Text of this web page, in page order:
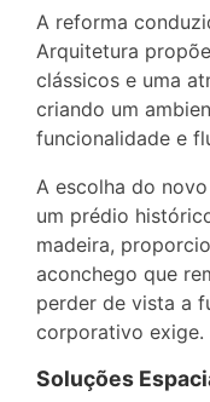
A reforma
Arquitetura
clássicos e uma
criando um
funcionalidade e
A escolha do
um prédio
madeira,
aconchego que
perder de vista a
corporativo exige.
Soluções